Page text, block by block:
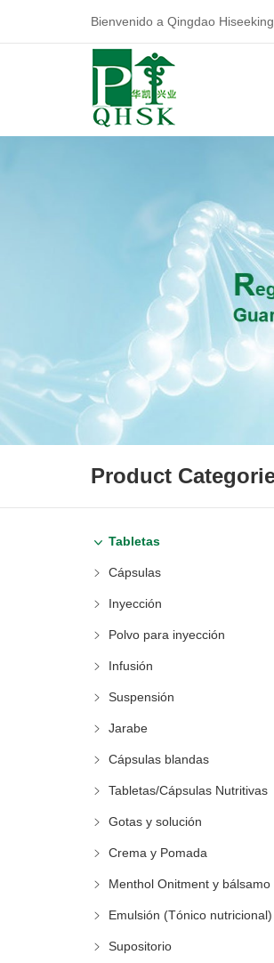
Bienvenido a Qingdao
Product
Tabletas
Cápsulas
Inyección
Polvo para inyección
Infusión
Suspensión
Jarabe
Cápsulas blandas
Tabletas/Cápsulas Nutritivas
Gotas y solución
Crema y Pomada
Menthol Onitment y bálsamo
Emulsión (Tónico nutricional)
Supositorio